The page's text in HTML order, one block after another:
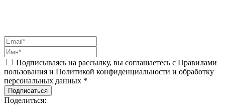
Подписываясь на рассылку, вы соглашаетесь с Правилами
пользования и Политикой конфиденциальности и обработку
персональных данных *
Подписаться
Поделиться: